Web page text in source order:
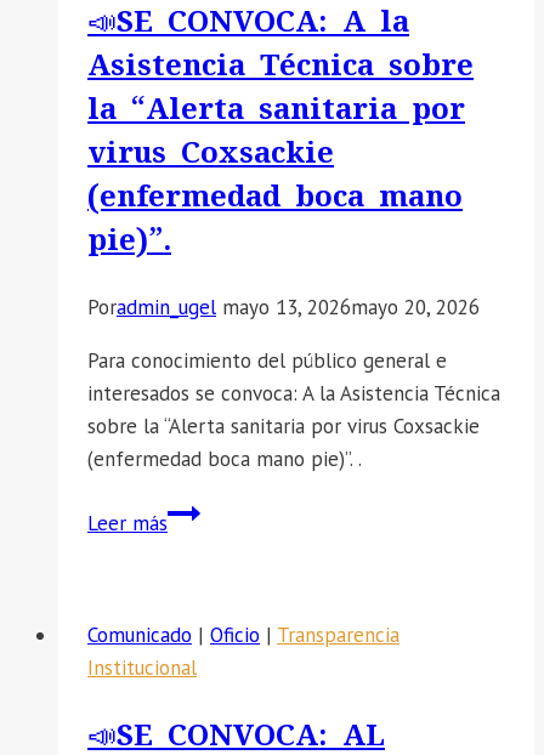
DE
LA
EVALUACIÓN
DIAGNÓSTICA
📣SE CONVOCA: A la
Asistencia Técnica sobre
la “Alerta sanitaria por
virus Coxsackie
(enfermedad boca mano
pie)”.
Poradmin_ugel mayo 13, 2026mayo 20, 2026
Para conocimiento del público general e
interesados se convoca: A la Asistencia Técnica
sobre la “Alerta sanitaria por virus Coxsackie
(enfermedad boca mano pie)”. .
Leer más📣
la
Asistencia
sobre
Comunicado | Oficio | Transparencia
Institucional
📣SE CONVOCA: AL